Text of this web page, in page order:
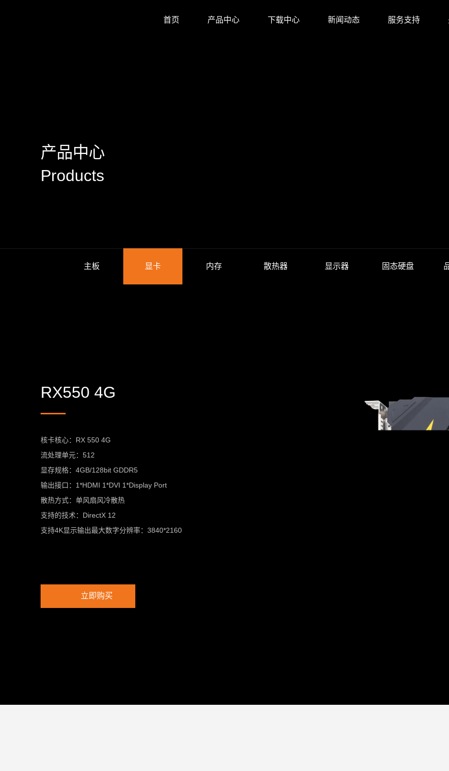
首页 产品中心 下载中心 新闻动态 服务支持
产品中心
Products
主板 显卡 内存 散热器 显示器 固态硬盘
RX550 4G
核卡核心：RX 550 4G
流处理单元：512
显存规格：4GB/128bit GDDR5
输出接口：1*HDMI 1*DVI 1*Display Port
散热方式：单风扇风冷散热
支持的技术：DirectX 12
支持4K显示输出最大数字分辨率：3840*2160
立即购买